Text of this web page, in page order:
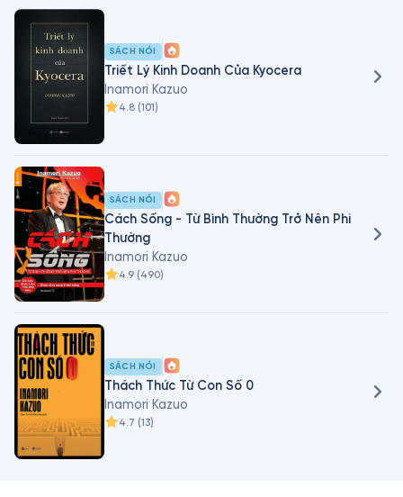
SÁCH NÓI
Triết Lý Kinh Doanh Của Kyocera
Inamori Kazuo
4.8 (101)
SÁCH NÓI
Cách Sống - Từ Bình Thường Trở Nên Phi
Thường
Inamori Kazuo
4.9 (490)
SÁCH NÓI
Thách Thức Từ Con Số 0
Inamori Kazuo
4.7 (13)